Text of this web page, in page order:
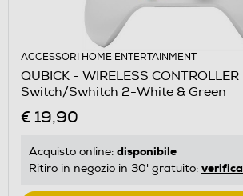
ACCESSORI HOME ENTERTAINMENT
QUBICK - WIRELESS CONTROLLER
Switch/Swhitch 2-White & Green
€ 19,90
Acquisto online: disponibile
Ritiro in negozio in 30' gratuito: verifica